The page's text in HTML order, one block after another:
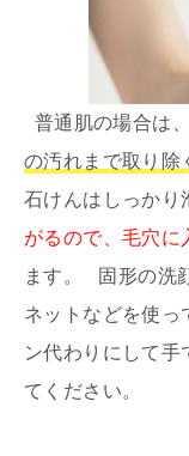
普通肌の場合は、
の汚れまで取り除
石けんはしっかり
がるので、毛穴に
ます。 固形の洗
ネットなどを使っ
ン代わりにして手
てください。